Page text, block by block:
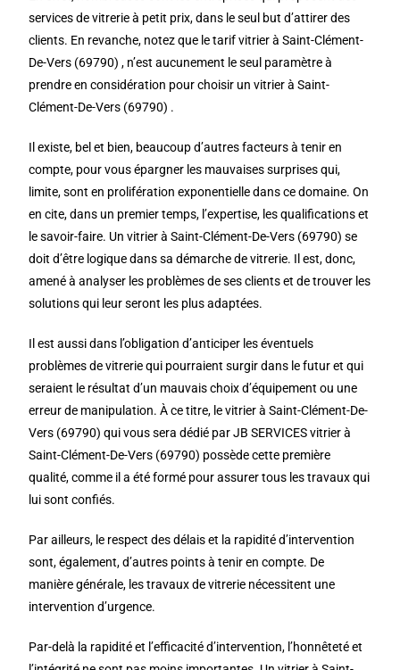
services de vitrerie à petit prix, dans le seul but d’attirer des
clients. En revanche, notez que le tarif vitrier à Saint-Clément-
De-Vers (69790) , n’est aucunement le seul paramètre à
prendre en considération pour choisir un vitrier à Saint-
Clément-De-Vers (69790) .
Il existe, bel et bien, beaucoup d’autres facteurs à tenir en
compte, pour vous épargner les mauvaises surprises qui,
limite, sont en prolifération exponentielle dans ce domaine. On
en cite, dans un premier temps, l’expertise, les qualifications et
le savoir-faire. Un vitrier à Saint-Clément-De-Vers (69790) se
doit d’être logique dans sa démarche de vitrerie. Il est, donc,
amené à analyser les problèmes de ses clients et de trouver les
solutions qui leur seront les plus adaptées.
Il est aussi dans l’obligation d’anticiper les éventuels
problèmes de vitrerie qui pourraient surgir dans le futur et qui
seraient le résultat d’un mauvais choix d’équipement ou une
erreur de manipulation. À ce titre, le vitrier à Saint-Clément-De-
Vers (69790) qui vous sera dédié par JB SERVICES vitrier à
Saint-Clément-De-Vers (69790) possède cette première
qualité, comme il a été formé pour assurer tous les travaux qui
lui sont confiés.
Par ailleurs, le respect des délais et la rapidité d’intervention
sont, également, d’autres points à tenir en compte. De
manière générale, les travaux de vitrerie nécessitent une
intervention d’urgence.
Par-delà la rapidité et l’efficacité d’intervention, l’honnêteté et